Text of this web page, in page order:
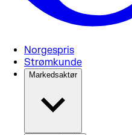
Norgespris
Strømkunde
Markedsaktør